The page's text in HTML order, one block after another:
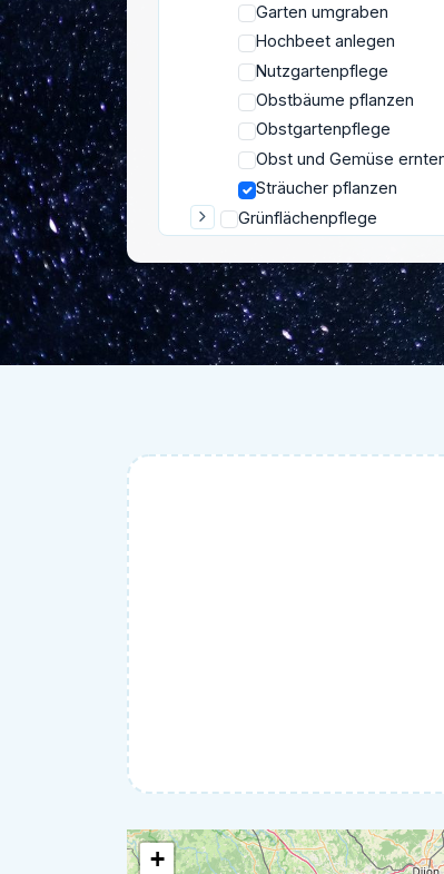
Garten umgraben
Hochbeet anlegen
Nutzgartenpflege
Obstbäume pflanzen
Obstgartenpflege
Obst und Gemüse
Sträucher pflanzen
Grünflächenpflege
Haustiere
Hauswirtschaftliche Hilfe
Heimwerken
Privatunterricht
+